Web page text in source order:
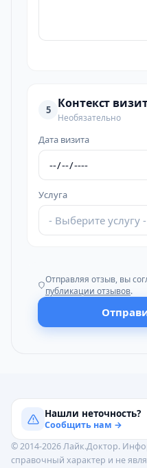
5 Контекст
Необязательно
Дата визита
Услуга
- Выберите услугу -
Отправляя отзыв, вы
публикации отзывов.
Нашли неточность?
Сообщить нам →
© 2014-2026 Лайк.Доктор.
справочный характер и не